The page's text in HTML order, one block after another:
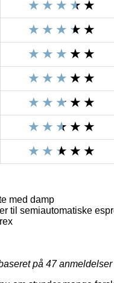
med damp
til semiautomatiske
på 47anmeldelser